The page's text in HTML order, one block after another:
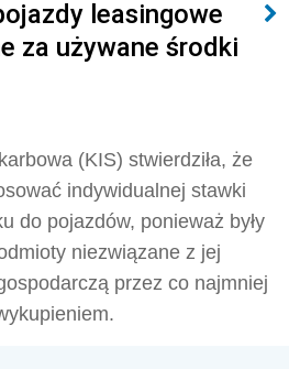
leasingowe
za używane środki
(KIS) stwierdziła, że
indywidualnej stawki
do pojazdów, ponieważ były
niezwiązane z jej
przez co najmniej